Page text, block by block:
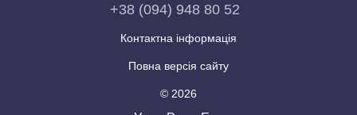
+38 (094) 948 80 52
Контактна інформація
Повна версія сайту
© 2026